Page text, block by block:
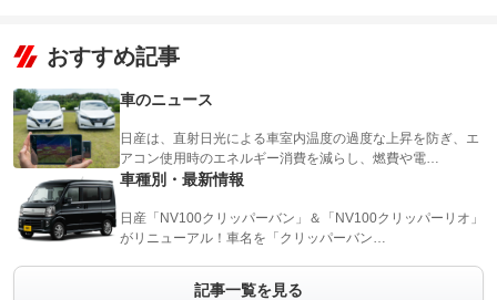
おすすめ記事
車のニュース
日産は、直射日光による車室内温度の過度な上昇を防ぎ、エ
アコン使用時のエネルギー消費を減らし、燃費や電…
車種別・最新情報
日産「NV100クリッパーバン」＆「NV100クリッパーリオ」
がリニューアル！車名を「クリッパーバン…
記事一覧を見る